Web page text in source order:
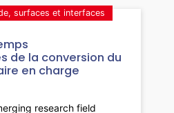
de la conversion du
en charge
surfaces et interfaces
research field